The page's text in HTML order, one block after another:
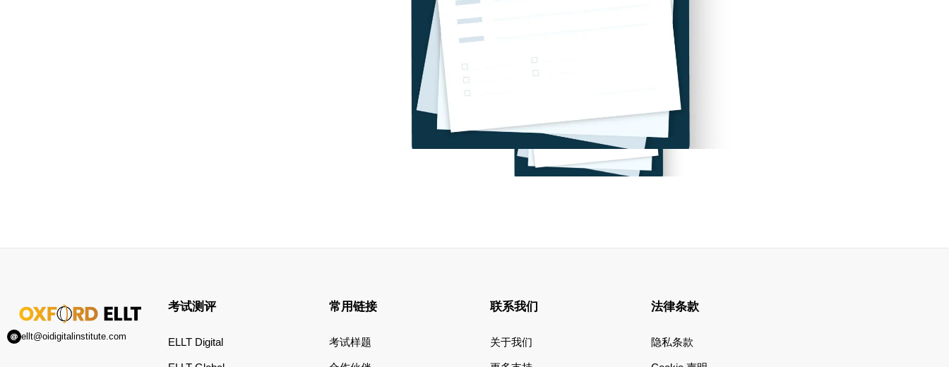
ellt@oidigitalinstitute.com
考试测评
ELLT Digital
常用链接
考试样题
联系我们
关于我们
法律条款
隐私条款